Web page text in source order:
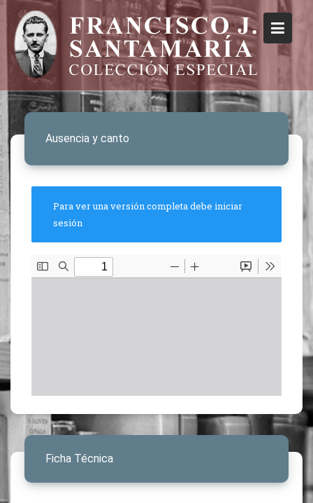
Ausencia y canto
Para ver una versión completa debe iniciar
sesión
Ficha Técnica